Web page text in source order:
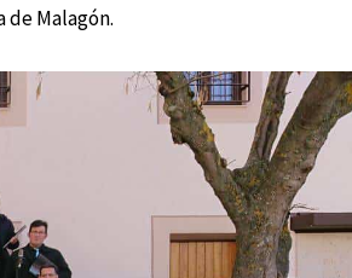
de Malagón.